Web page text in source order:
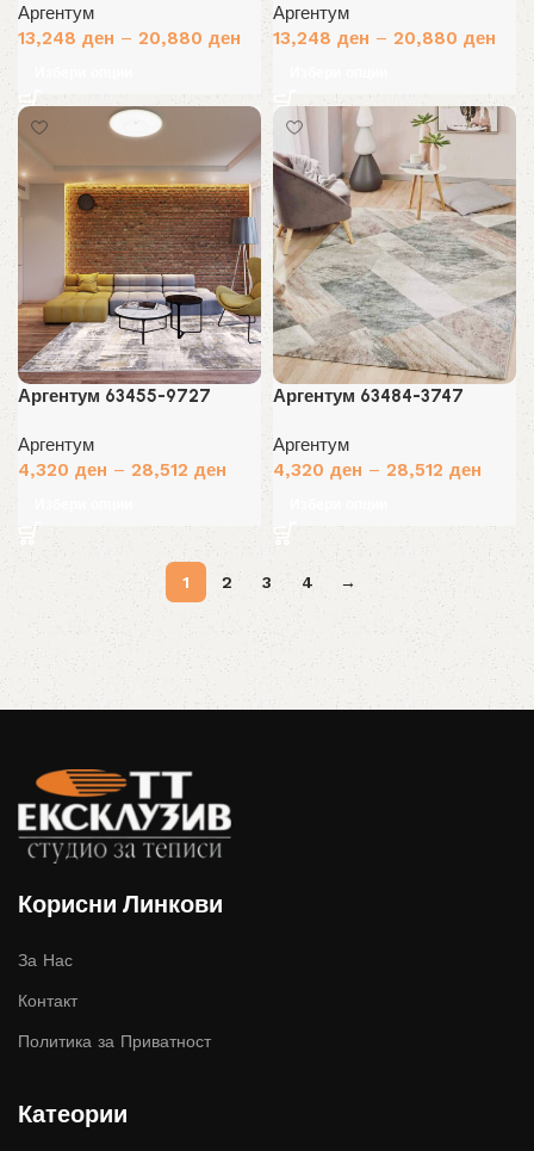
Аргентум
13,248 ден – 20,880 ден
Аргентум
13,248 ден – 20,880 ден
Аргентум 63455-9727
Аргентум
4,320 ден – 28,512 ден
Аргентум 63484-3747
Аргентум
4,320 ден – 28,512 ден
1 2 3 4 →
Корисни Линкови
За Нас
Контакт
Политика за Приватност
Катеории